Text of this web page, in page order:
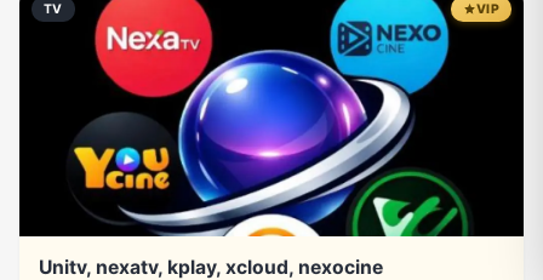
TV VIP
Unitv, nexatv, kplay, xcloud, nexocine